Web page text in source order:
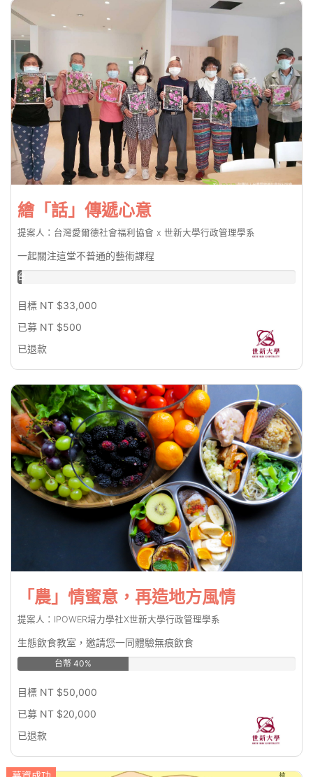
繪「話」傳遞心意
提案人：台灣愛爾德社會福利協會 x 世新大學行政管理學系
一起關注這堂不普通的藝術課程
台
1.52%
目標 NT $33,000
已募 NT $500
已退款
「農」情蜜意，再造地方風情
提案人：IPOWER培力學社X世新大學行政管理學系
生態飲食教室，邀請您一同體驗無痕飲食
台幣 40%
目標 NT $50,000
已募 NT $20,000
已退款